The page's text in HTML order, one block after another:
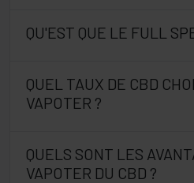
QU'EST QUE LE FULL
QUEL TAUX DE CBD
VAPOTER ?
QUELS SONT LES
VAPOTER DU CBD ?